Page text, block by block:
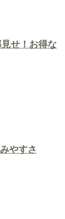
せ！お得な
やすさ